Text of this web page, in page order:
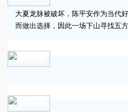
大夏龙脉被破坏，陈平安作为当代
而做出选择，因此一场下山寻找五